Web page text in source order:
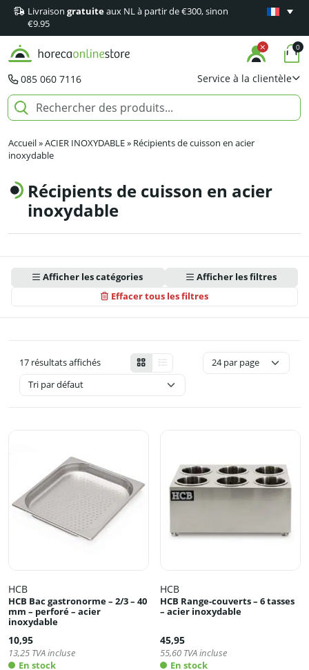
Livraison gratuiteaux NL à partir de €300, sinon
€9.95
Garantie
085 060 7116 Service à la clientèle
0
Accueil»ACIER INOXYDABLE» Récipients de cuisson en acier
inoxydable
Récipients de cuisson en acier
inoxydable
Afficher les catégories
Effacer tous les filtres
Afficher les filtres
17 résultats affichés
HCB
HCB Bac gastronorme – 2/3 – 40
mm – perforé – acier
inoxydable
10,95
13,25 TVA incluse
En stock
HCB
HCB Range-couverts – 6 tasses
– acier inoxydable
45,95
55,60 TVA incluse
En stock